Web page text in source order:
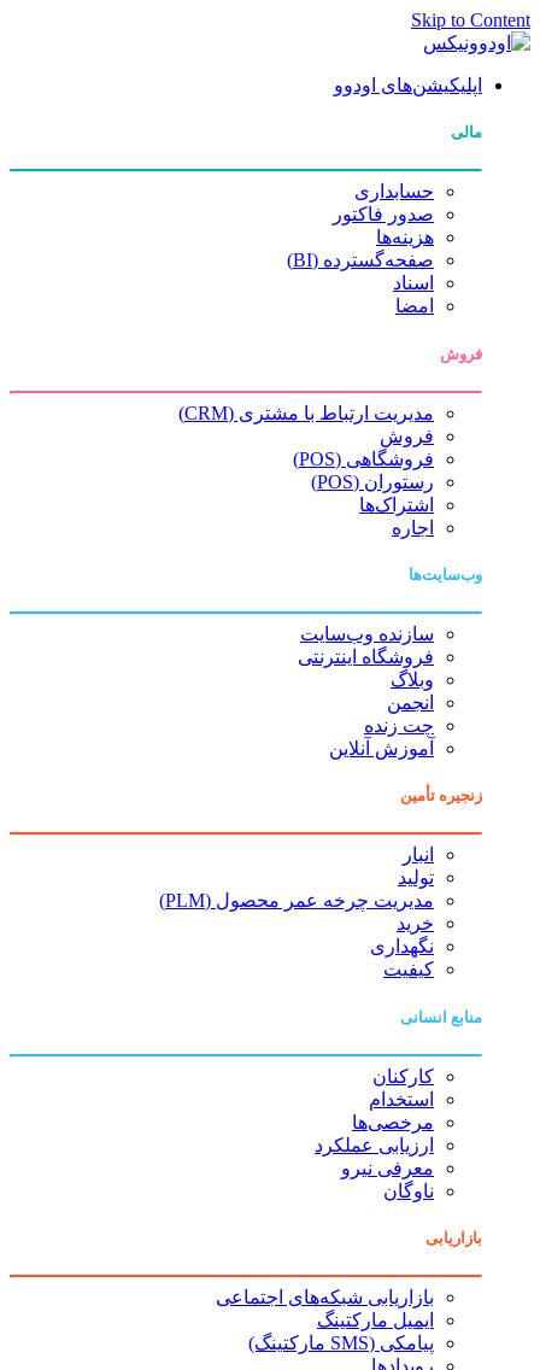
Skip to Content
اپلیکیشن‌های اودوو
مالی
حسابداری
صدور فاکتور
هزینه‌ها
صفحه‌گسترده (BI)
اسناد
امضا
فروش
مدیریت ارتباط با مشتری (CRM)
فروش
فروشگاهی (POS)
رستوران (POS)
اشتراک‌ها
اجاره
وب‌سایت‌ها
سازنده وب‌سایت
فروشگاه اینترنتی
وبلاگ
انجمن
چت زنده
آموزش آنلاین
زنجیره تأمین
انبار
تولید
مدیریت چرخه عمر محصول (PLM)
خرید
نگهداری
کیفیت
منابع انسانی
کارکنان
استخدام
مرخصی‌ها
ارزیابی عملکرد
معرفی نیرو
ناوگان
بازاریابی
بازاریابی شبکه‌های اجتماعی
ایمیل مارکتینگ
پیامکی (SMS مارکتینگ)
رویدادها